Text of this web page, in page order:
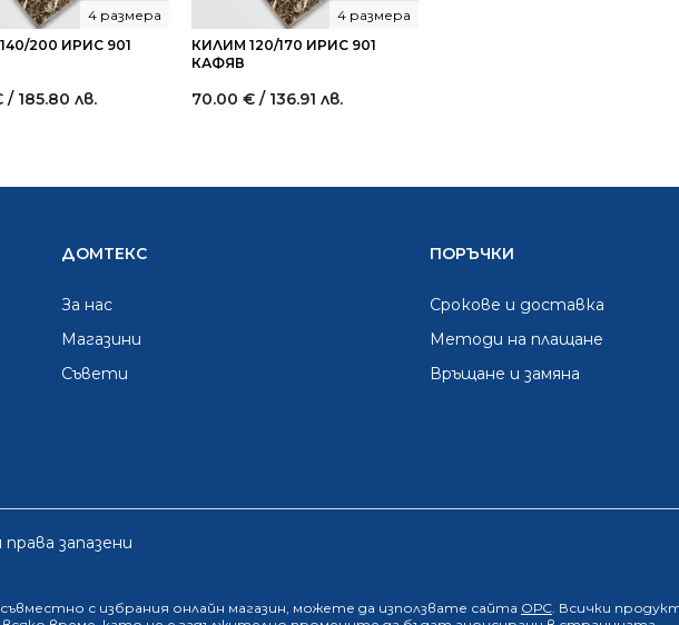
200 ИРИС 901
4 размера
/ 185.80 лв.
КИЛИМ 120/170 ИРИС 901
КАФЯВ
4 размера
70.00 € / 136.91 лв.
ДОМТЕКС
За нас
Mагазини
Съвети
ПОРЪЧКИ
Срокове и доставка
Методи на плащане
Връщане и замяна
запазени
с избрания онлайн магазин, можете да използвате сайта ОРС. Всички